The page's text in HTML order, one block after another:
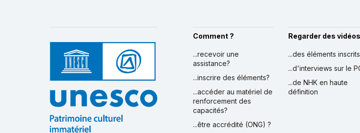
Comment ?
...recevoir une
assistance?
...inscrire des éléments?
...accéder au matériel de
renforcement des
capacités?
...être accrédité (ONG) ?
Regarder des vidéos
...des éléments inscrits
...d'interviews sur le
...de NHK en haute
définition